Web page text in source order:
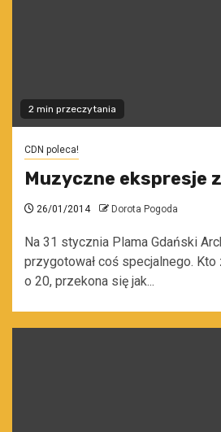
2 min przeczytania
CDN poleca!
Muzyczne ekspresje
26/01/2014 Dorota Pogoda
Na 31 stycznia Plama Gdański
przygotował coś specjalnego.
o 20, przekona się jak...